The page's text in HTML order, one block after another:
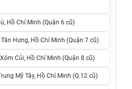
Hồ Chí Minh (Quận 6 cũ)
Hưng, Hồ Chí Minh (Quận 7 cũ)
Củi, Hồ Chí Minh (Quận 8 cũ)
Mỹ Tây, Hồ Chí Minh (Q.12 cũ)